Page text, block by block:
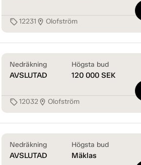
sell12231 location_on Olofström
Nedräkning
AVSLUTAD
Högsta bud
120 000 SEK
sell12032location_on Olofström
Nedräkning
AVSLUTAD
Högsta bud
Mäklas